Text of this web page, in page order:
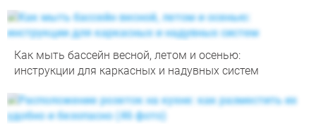
Как мыть бассейн весной, летом и осенью:
инструкции для каркасных и надувных систем